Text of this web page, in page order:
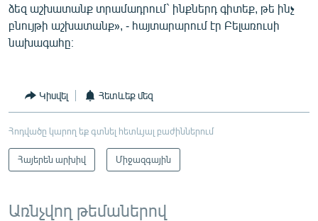
ձեզ աշխատանք տրամադրում` ինքներդ գիտեք, թե ինչ
բնույթի աշխատանք», - հայտարարում էր Բելառուսի
նախագահը։
Կիսվել Հետևեք մեզ
Հոդվածը կարող եք գտնել հետևյալ բաժիններում
Հայերեն արխիվ Միջազգային
Առնչվող թեմաներով